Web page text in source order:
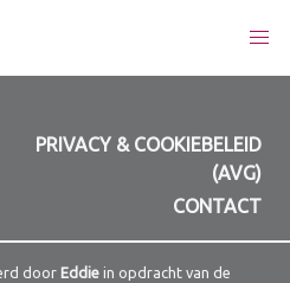
PRIVACY & COOKIEBELEID
(AVG)
CONTACT
door Eddiein opdracht van de